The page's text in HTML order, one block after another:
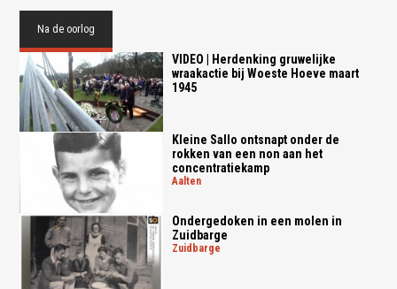
Na de oorlog
VIDEO | Herdenking gruwelijke
wraakactie bij Woeste Hoeve maart
1945
Kleine Sallo ontsnapt onder de
rokken van een non aan het
concentratiekamp
aalten
Ondergedoken in een molen in
Zuidbarge
zuidbarge